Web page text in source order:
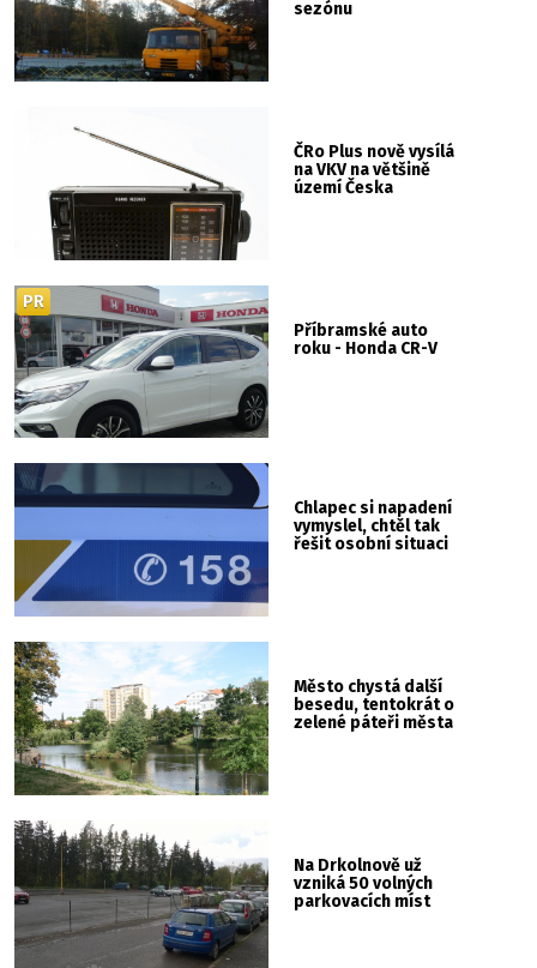
sezónu
ČRo Plus nově vysílá
na VKV na většině
území Česka
Příbramské auto
roku - Honda CR-V
PR
Chlapec si napadení
vymyslel, chtěl tak
řešit osobní situaci
Město chystá další
besedu, tentokrát o
zelené páteři města
Na Drkolnově už
vzniká 50 volných
parkovacích míst